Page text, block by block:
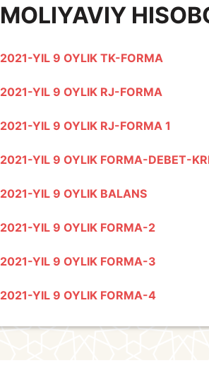
MOLIYAVIY
2021-YIL 9 OYLIK TK-FORMA
2021-YIL 9 OYLIK RJ-FORMA
2021-YIL 9 OYLIK RJ-FORMA 1
2021-YIL 9 OYLIK FORMA-DEBET-
2021-YIL 9 OYLIK BALANS
2021-YIL 9 OYLIK FORMA-2
2021-YIL 9 OYLIK FORMA-3
2021-YIL 9 OYLIK FORMA-4